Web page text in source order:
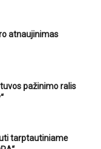
atnaujinimas
pažinimo ralis
tarptautiniame